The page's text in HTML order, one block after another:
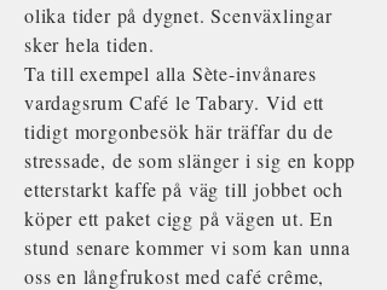
olika tider på dygnet. Scenväxlingar
sker hela tiden.
Ta till exempel alla Sète-invånares
vardagsrum Café le Tabary. Vid ett
tidigt morgonbesök här träffar du de
stressade, de som slänger i sig en kopp
etterstarkt kaffe på väg till jobbet och
köper ett paket cigg på vägen ut. En
stund senare kommer vi som kan unna
oss en långfrukost med café crême,